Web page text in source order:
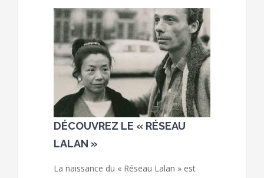
DÉCOUVREZ LE « RÉSEAU
LALAN »
La naissance du « Réseau Lalan » est